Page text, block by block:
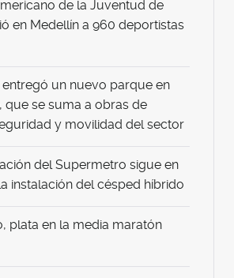
de la Juventud de
en Medellín a 960 deportistas
un nuevo parque en
que se suma a obras de
y movilidad del sector
del Supermetro sigue en
instalación del césped híbrido
plata en la media maratón